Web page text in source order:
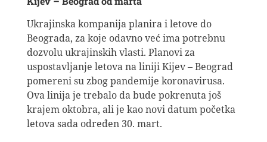
Ukrajinska kompanija planira i letove do
Beograda, za koje odavno već ima potrebnu
dozvolu ukrajinskih vlasti. Planovi za
uspostavljanje letova na liniji Kijev – Beograd
pomereni su zbog pandemije koronavirusa.
Ova linija je trebalo da bude pokrenuta još
krajem oktobra, ali je kao novi datum početka
letova sada određen 30. mart.